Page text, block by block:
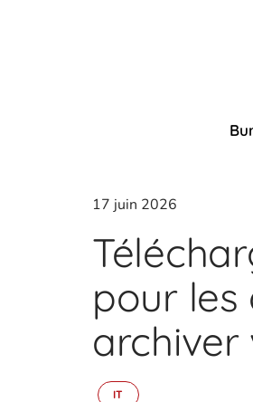
17 juin 2026
pour les
archiver
IT